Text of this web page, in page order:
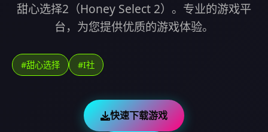
甜心选择2（Honey Select 2）。专业的游戏平
台，为您提供优质的游戏体验。
#甜心选择 #I社
快速下载游戏